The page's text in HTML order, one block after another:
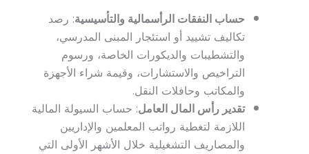
حساب النفقات الرأسمالية والتأسيسية: رصد
تكاليف تشييد أو استئجار المبنى المدرسي،
والتشطيبات والديكورات الخاصة، ورسوم
التراخيص والاستشارات، وقيمة شراء الأجهزة
والمكاتب وحافلات النقل.
تقدير رأس المال العامل: حساب السيولة المالية
اللازمة لتغطية رواتب المعلمين والإداريين
والمصاريف التشغيلية خلال الأشهر الأولى التي